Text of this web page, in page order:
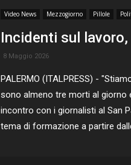
Video News Mezzogiorno Pillole
Incidenti sul
8 Maggio 2026
PALERMO (ITALPRESS) -
sono almeno tre morti al giorno
incontro con i giornalisti al San
tema di formazione a partire